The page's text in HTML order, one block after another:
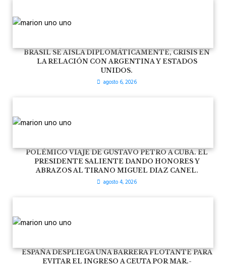
BRASIL SE AISLA DIPLOMÁTICAMENTE, CRISIS EN
LA RELACIÓN CON ARGENTINA Y ESTADOS
UNIDOS.
agosto 6, 2026
POLÉMICO VIAJE DE GUSTAVO PETRO A CUBA. EL
PRESIDENTE SALIENTE DANDO HONORES Y
ABRAZOS AL TIRANO MIGUEL DIAZ CANEL.
agosto 4, 2026
ESPAÑA DESPLIEGA UNA BARRERA FLOTANTE PARA
EVITAR EL INGRESO A CEUTA POR MAR.-